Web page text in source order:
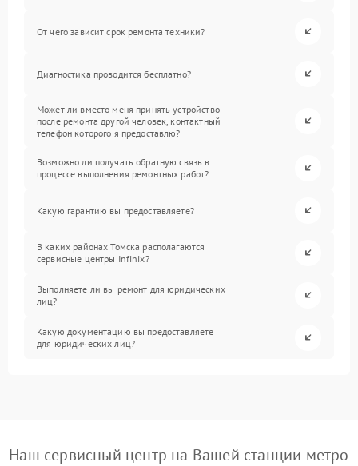
От чего зависит срок ремонта техники?
Диагностика проводится бесплатно?
Может ли вместо меня принять устройство
после ремонта другой человек, контактный
телефон которого я предоставлю?
Возможно ли получать обратную связь в
процессе выполнения ремонтных работ?
Какую гарантию вы предоставляете?
В каких районах Томска располагаются
сервисные центры Infinix?
Выполняете ли вы ремонт для юридических
лиц?
Какую документацию вы предоставляете
для юридических лиц?
Наш сервисный центр на Вашей станции метро